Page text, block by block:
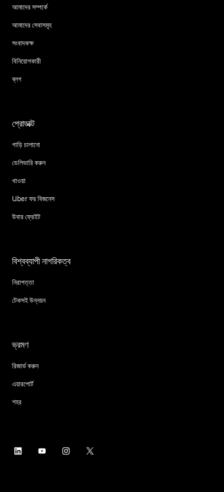
আমাদের সম্পর্কে
আমাদের সেবাসমূহ
সংবাদকক্ষ
বিনিয়োগকারী
ব্লগ
প্রোডাক্ট
গাড়ি চালানো
ডেলিভারি করুন
খাওয়া
Uber ফর বিজনেস
উবার ফ্রেইট
বিশ্বব্যাপী নাগরিকত্ব
নিরাপত্তা
টেকসই উন্নয়ন
ভ্রমণ
রিজার্ভ করুন
এয়ারপোর্ট
শহর